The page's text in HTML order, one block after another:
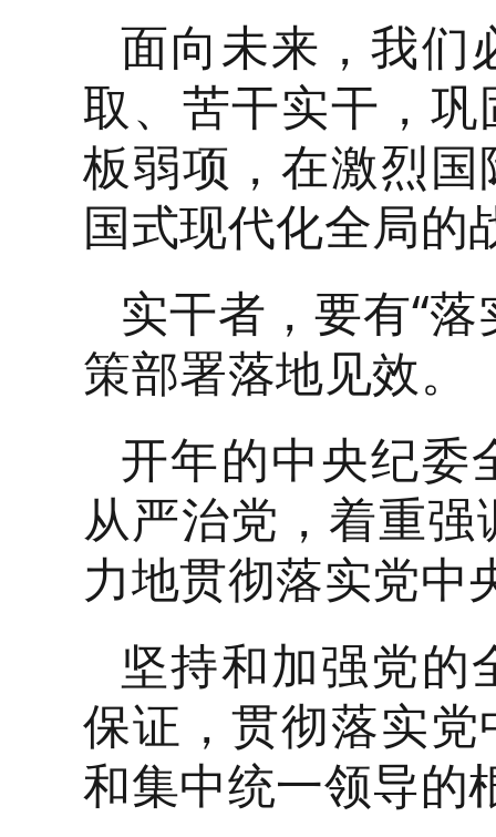
面向未来，我们
取、苦干实干，
板弱项，在激烈
国式现代化全局的
实干者，要有“
策部署落地见效。
开年的中央纪委
从严治党，着重强
力地贯彻落实党中
坚持和加强党的
保证，贯彻落实
和集中统一领导的